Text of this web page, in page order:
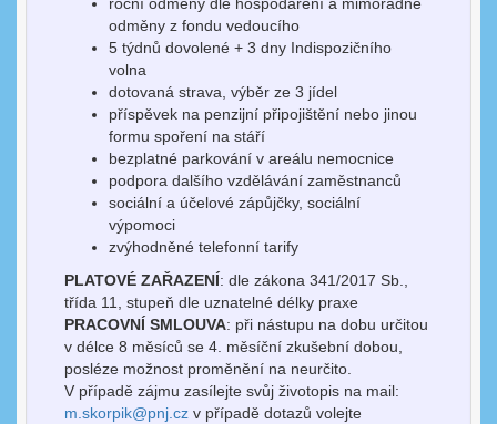
odměny z fondu vedoucího
5 týdnů dovolené + 3 dny Indispozičního
volna
dotovaná strava, výběr ze 3 jídel
příspěvek na penzijní připojištění nebo jinou
formu spoření na stáří
bezplatné parkování v areálu nemocnice
podpora dalšího vzdělávání zaměstnanců
sociální a účelové zápůjčky, sociální
výpomoci
zvýhodněné telefonní tarify
PLATOVÉ ZAŘAZENÍ: dle zákona 341/2017 Sb.,
třída 11, stupeň dle uznatelné délky praxe
PRACOVNÍ SMLOUVA: při nástupu na dobu určitou
v délce 8 měsíců se 4. měsíční zkušební dobou,
posléze možnost proměnění na neurčito.
V případě zájmu zasílejte svůj životopis na mail:
m.skorpik@pnj.czv případě dotazů volejte